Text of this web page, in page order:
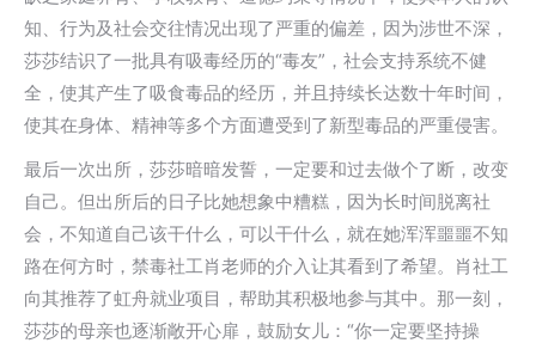
知、行为及社会交往情况出现了严重的偏差，因为涉世不深，
莎莎结识了一批具有吸毒经历的“毒友”，社会支持系统不健
全，使其产生了吸食毒品的经历，并且持续长达数十年时间，
使其在身体、精神等多个方面遭受到了新型毒品的严重侵害。
最后一次出所，莎莎暗暗发誓，一定要和过去做个了断，改变
自己。但出所后的日子比她想象中糟糕，因为长时间脱离社
会，不知道自己该干什么，可以干什么，就在她浑浑噩噩不知
路在何方时，禁毒社工肖老师的介入让其看到了希望。肖社工
向其推荐了虹舟就业项目，帮助其积极地参与其中。那一刻，
莎莎的母亲也逐渐敞开心扉，鼓励女儿：“你一定要坚持操